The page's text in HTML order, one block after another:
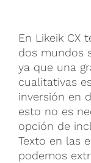
En Likeik CX
dos mundos
ya que una
cualitativas
inversión en
esto no es
opción de
Texto en las
podemos